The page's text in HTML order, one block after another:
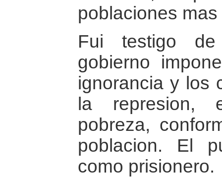
poblaciones
Fui testigo
gobierno
ignorancia y los
la represion,
pobreza,
poblacion. El
como prisionero.